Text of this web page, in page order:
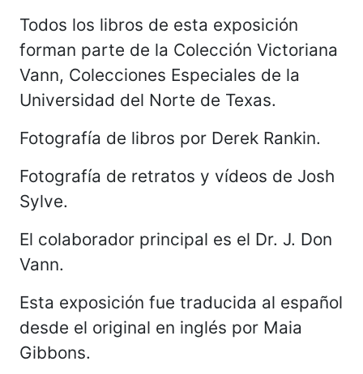
Todos los libros de esta exposición
forman parte de la Colección Victoriana
Vann, Colecciones Especiales de la
Universidad del Norte de Texas.
Fotografía de libros por Derek Rankin.
Fotografía de retratos y vídeos de Josh
Sylve.
El colaborador principal es el Dr. J. Don
Vann.
Esta exposición fue traducida al español
desde el original en inglés por Maia
Gibbons.